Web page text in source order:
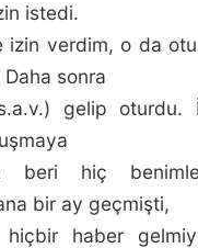
istedi.
izin verdim, o da
sonra
gelip otur­du.
beri hiç benimle
bir ay geç­mişti,
haber